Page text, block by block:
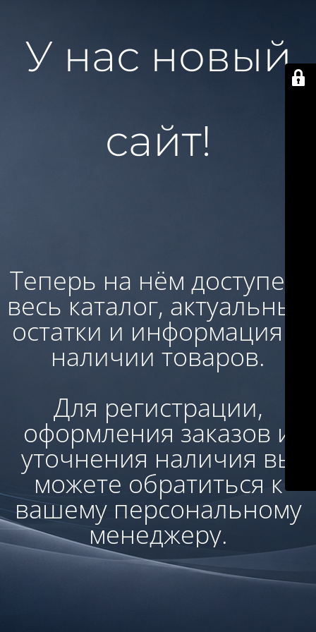
У нас новый
сайт!
Теперь на нём доступен:
весь каталог, актуальные
остатки и информация о
наличии товаров.
Для регистрации,
оформления заказов и
уточнения наличия вы
можете обратиться к
вашему персональному
менеджеру.